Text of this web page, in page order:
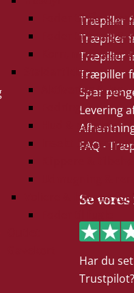
Foder til får &
Foder til kvæg &
Korn, majs &
Staldartikler
Aktivering & leg
Fodring
Hud & sårpleje
Insekt
Voliere & havens
Træpiller
Træpiller
Træpiller
Træpiller
Spar
Levering
FAQ -
Se
Har du
Trustpilot?